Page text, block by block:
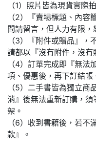
（1）照片皆為現貨實際
（2）『賣場標題、內容
問請留言，但人力有限，
（3）『附件或贈品』，
請都以『沒有附件，沒有
（4）訂單完成即『無法
項、優惠後，再下訂結帳
（5）二手書皆為獨立商
消』後無法重新訂購，
架。
（6）收到書籍後，若不
款』。